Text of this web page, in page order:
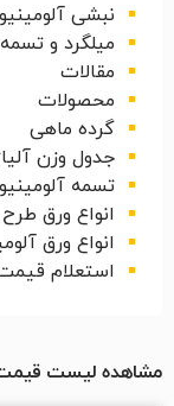
نبشی
میلگرد و
مقالات
محصولات
گرده ماهی
جدول وزن
تسمه
انواع ورق
انواع ورق
استعلام
مشاهده لیست